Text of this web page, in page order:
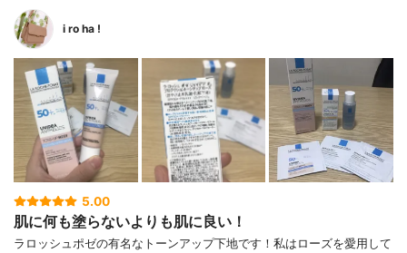
i ro ha !
5.00
肌に何も塗らないよりも肌に良い！
ラロッシュポゼの有名なトーンアップ下地です！私はローズを愛用して